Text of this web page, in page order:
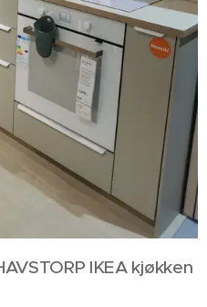
IKEA kjøkken